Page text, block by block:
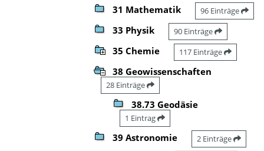
31 Mathematik 96 Einträge
33 Physik 90 Einträge
35 Chemie 117 Einträge
38 Geowissenschaften
28 Einträge
38.73 Geodäsie
1 Eintrag
39 Astronomie 2 Einträge